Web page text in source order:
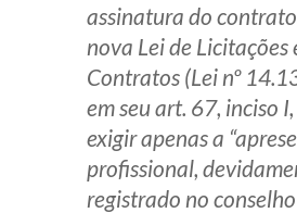
assinatura do
nova Lei de Licitações
Contratos (Lei nº
em seu art. 67, inciso
exigir apenas a
profissional,
registrado no conselho